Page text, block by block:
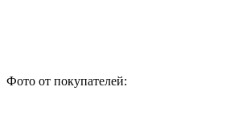
Фото от покупателей: